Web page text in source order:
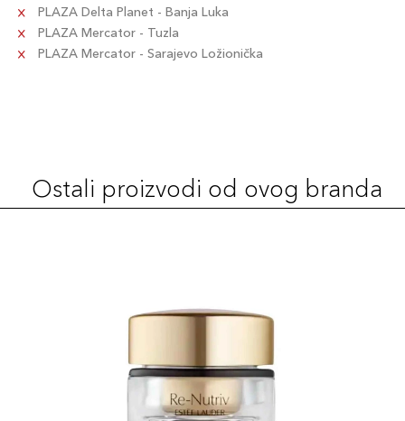
PLAZA Delta Planet - Banja Luka
PLAZA Mercator - Tuzla
PLAZA Mercator - Sarajevo Ložionička
Ostali proizvodi od ovog branda